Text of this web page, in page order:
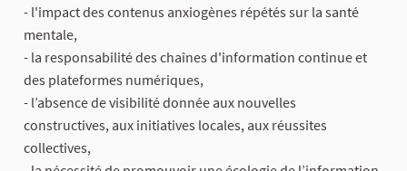
- l'impact des contenus anxiogènes répétés sur la santé
mentale,
- la responsabilité des chaînes d'information continue et
des plateformes numériques,
- l’absence de visibilité donnée aux nouvelles
constructives, aux initiatives locales, aux réussites
collectives,